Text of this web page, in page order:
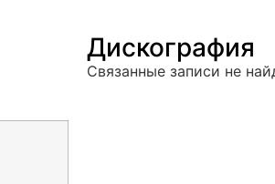
Дискография
Связанные записи не